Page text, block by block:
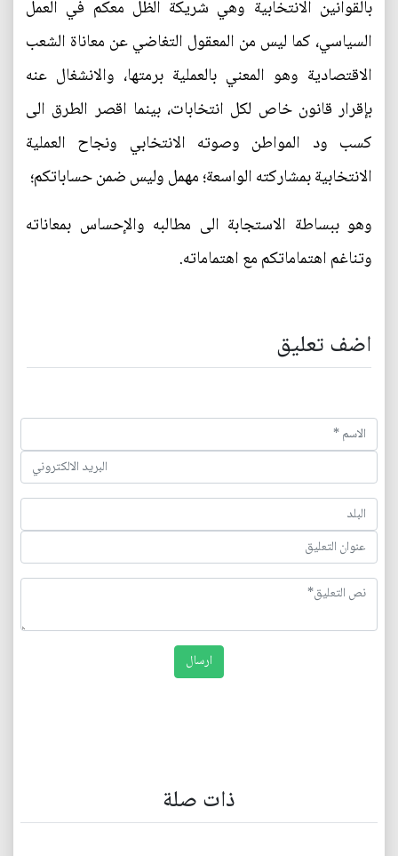
بالقوانين الانتخابية وهي شريكة الظل معكم في العمل
السياسي، كما ليس من المعقول التغاضي عن معاناة الشعب
الاقتصادية وهو المعني بالعملية برمتها، والانشغال عنه
بإقرار قانون خاص لكل انتخابات، بينما اقصر الطرق الى
كسب ود المواطن وصوته الانتخابي ونجاح العملية
الانتخابية بمشاركته الواسعة؛ مهمل وليس ضمن حساباتكم؛
وهو ببساطة الاستجابة الى مطالبه والإحساس بمعاناته
وتناغم اهتماماتكم مع اهتماماته.
اضف تعليق
ذات صلة